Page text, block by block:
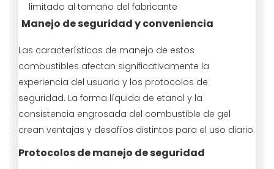
limitado al tamaño del fabricante
Manejo de seguridad y conveniencia
Las características de manejo de estos
combustibles afectan significativamente la
experiencia del usuario y los protocolos de
seguridad. La forma líquida de etanol y la
consistencia engrosada del combustible de gel
crean ventajas y desafíos distintos para el uso diario.
Protocolos de manejo de seguridad